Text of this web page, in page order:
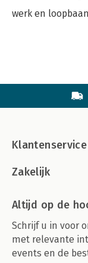
werk en loopbaan
Klantenservice
Zakelijk
Altijd op de
Schrijf u in voor
met relevante
events en de